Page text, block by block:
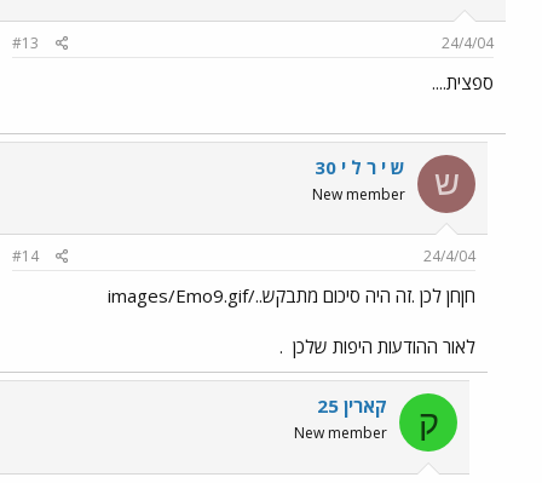
24/4/04
#13
ספצית....
ש ש י ר ל י 30
New member
24/4/04
#14
חןחן לכן .זה היה סיכום מתבקש../images/Emo9.gif
לאור ההודעות היפות שלכן .
ק קארין 25
New member